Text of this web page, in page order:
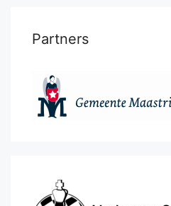
Partners